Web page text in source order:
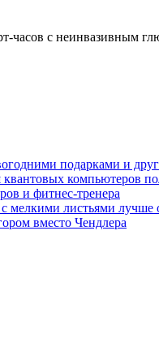
часов с неинвазивным
подарками и
компьютеров
и фитнес-тренера
с мелкими листьями
вместо Чендлера